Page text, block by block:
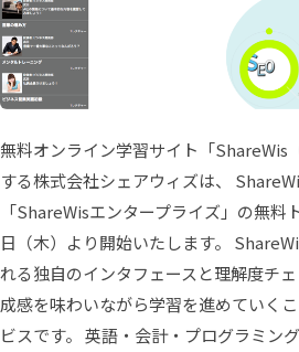
無料オンライン学習サイト「ShareWis
する株式会社シェアウィズは、
「ShareWisエンタープライズ」の無料
日（木）より開始いたします。
れる独自のインタフェースと理解度チ
成感を味わいながら学習を進めていく
ビスです。 英語・会計・プログラミン